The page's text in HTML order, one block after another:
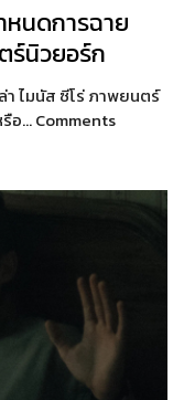
หนดการฉาย
ร์นิวยอร์ก
ไมนัส ซีโร่ ภาพยนตร์
อ… Comments